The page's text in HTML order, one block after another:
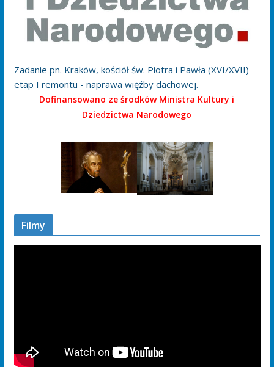
Zadanie pn. Kraków, kościół św. Piotra i Pawła (XVI/XVII)
etap I remontu - naprawa więźby dachowej.
Dofinansowano ze środków Ministra Kultury i
Dziedzictwa Narodowego
Filmy